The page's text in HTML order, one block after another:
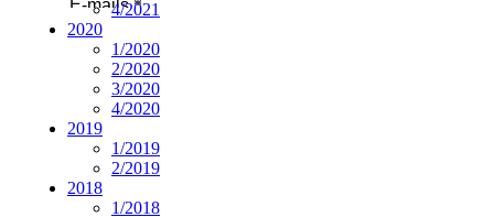
4/2021
2020
1/2020
2/2020
3/2020
4/2020
2019
1/2019
2/2019
2018
1/2018